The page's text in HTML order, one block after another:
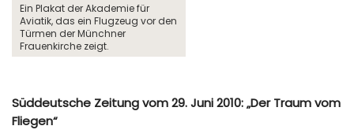
Ein Plakat der Akademie für
Aviatik, das ein Flugzeug vor den
Türmen der Münchner
Frauenkirche zeigt.
Süddeutsche Zeitung vom 29. Juni 2010: „Der Traum vom
Fliegen“